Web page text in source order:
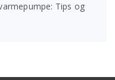
Tips og